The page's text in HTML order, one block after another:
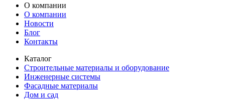
О компании
О компании
Новости
Блог
Контакты
Каталог
Строительные материалы и оборудование
Инженерные системы
Фасадные материалы
Дом и сад